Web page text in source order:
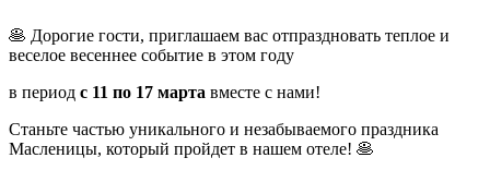
🥞 Дорогие гости, приглашаем вас отпраздновать теплое и
веселое весеннее событие в этом году
в период с 11 по 17 марта вместе с нами!
Станьте частью уникального и незабываемого праздника
Масленицы, который пройдет в нашем отеле! 🥞